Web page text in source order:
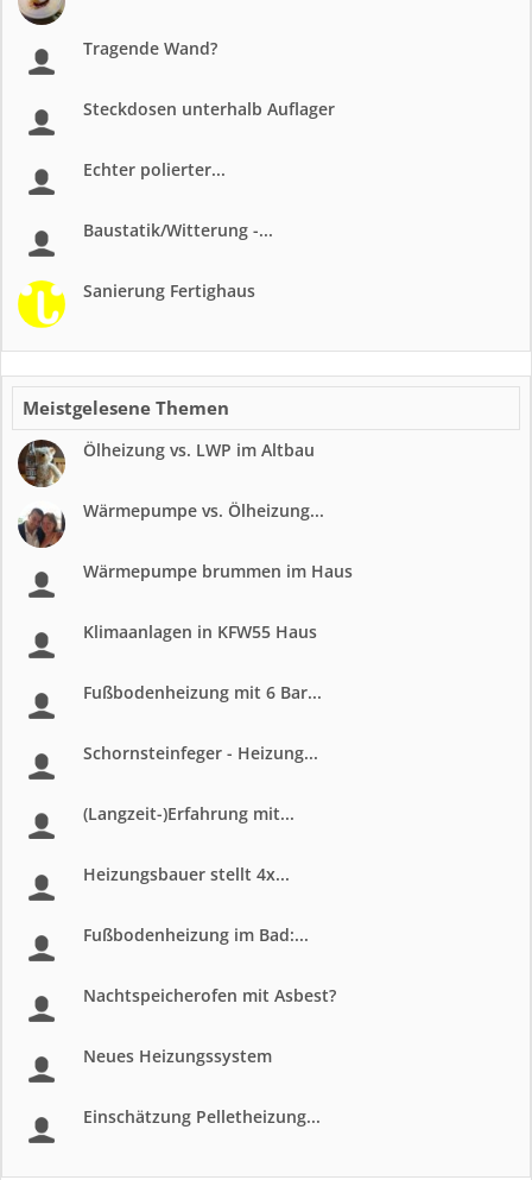
Tragende Wand?
Steckdosen unterhalb Auflager
Echter polierter...
Baustatik/Witterung -...
Sanierung Fertighaus
Meistgelesene Themen
Ölheizung vs. LWP im Altbau
Wärmepumpe vs. Ölheizung...
Wärmepumpe brummen im Haus
Klimaanlagen in KFW55 Haus
Fußbodenheizung mit 6 Bar...
Schornsteinfeger - Heizung...
(Langzeit-)Erfahrung mit...
Heizungsbauer stellt 4x...
Fußbodenheizung im Bad:...
Nachtspeicherofen mit Asbest?
Neues Heizungssystem
Einschätzung Pelletheizung...